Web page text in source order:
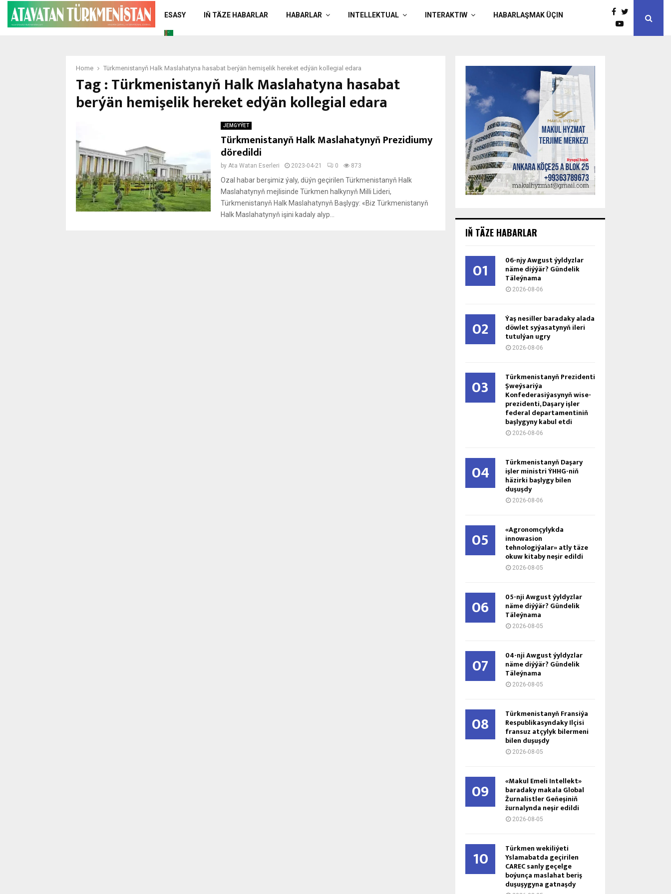
ESASY IŇ TÄZE HABARLAR HABARLAR INTELLEKTUAL INTERAKTIW HABARLAŞMAK ÜÇIN
Home Türkmenistanyň Halk Maslahatyna hasabat berýän hemişelik hereket edýän kollegial edara
Tag : Türkmenistanyň Halk Maslahatyna hasabat
berýän hemişelik hereket edýän kollegial edara
JEMGYÝET
Türkmenistanyň Halk Maslahatynyň Prezidiumy
döredildi
by Ata Watan Eserleri 2023-04-21 0 873
Ozal habar berşimiz ýaly, düýn geçirilen Türkmenistanyň Halk
Maslahatynyň mejlisinde Türkmen halkynyň Milli Lideri,
Türkmenistanyň Halk Maslahatynyň Başlygy: «Biz Türkmenistanyň
Halk Maslahatynyň işini kadaly alyp...
IŇ TÄZE HABARLAR
01 06-njy Awgust ýyldyzlar
näme diýýär? Gündelik
Täleýnama
2026-08-06
02 Ýaş ne­sil­ler ba­ra­da­ky ala­da
döw­let sy­ýa­sa­ty­nyň ile­ri
tu­tul­ýan ug­ry
2026-08-06
03 Türkmenistanyň Prezidenti
Şweýsariýa
Konfederasiýasynyň wise-
prezidenti, Daşary işler
federal departamentiniň
başlygyny kabul etdi
2026-08-06
04 Türkmenistanyň Daşary
işler ministri ÝHHG-niň
häzirki başlygy bilen
duşuşdy
2026-08-06
05 «Agronomçylykda
innowasion
tehnologiýalar» atly täze
okuw kitaby neşir edildi
2026-08-05
06 05-nji Awgust ýyldyzlar
näme diýýär? Gündelik
Täleýnama
2026-08-05
07 04-nji Awgust ýyldyzlar
näme diýýär? Gündelik
Täleýnama
2026-08-05
08 Türkmenistanyň Fransiýa
Respublikasyndaky Ilçisi
fransuz atçylyk bilermeni
bilen duşuşdy
2026-08-05
09 «Makul Emeli Intellekt»
baradaky makala Global
Žurnalistler Geňeşiniň
žurnalynda neşir edildi
2026-08-05
10 Türkmen wekiliýeti
Yslamabatda geçirilen
CAREC sanly geçelge
boýunça maslahat beriş
duşuşygyna gatnaşdy